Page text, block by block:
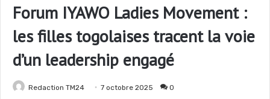
Forum IYAWO Ladies Movement :
les filles togolaises tracent la voie
d’un leadership engagé
Redaction TM24 7 octobre 2025 0